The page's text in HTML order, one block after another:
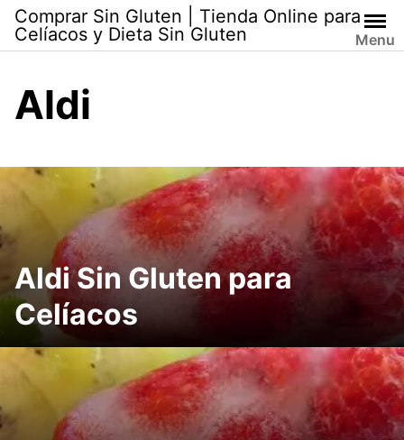
Skip
content
Comprar Sin Gluten | Tienda Online para
Celíacos y Dieta Sin Gluten
Menu
Aldi
Aldi Sin Gluten para
Celíacos